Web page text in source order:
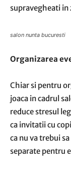
supravegheati in
salon nunta bucuresti
Organizarea
Chiar si pentru
joaca in cadrul
reduce stresul
ca invitatii cu
ca nu va trebui
separate pentru